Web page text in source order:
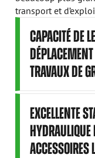
transport et
CAPACITÉ DE
TRAVAUX DE
EXCELLENTE
HYDRAULIQUE
ACCESSOIRES